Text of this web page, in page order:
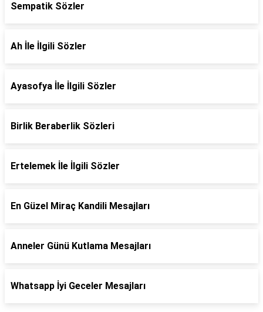
Sempatik Sözler
Ah İle İlgili Sözler
Ayasofya İle İlgili Sözler
Birlik Beraberlik Sözleri
Ertelemek İle İlgili Sözler
En Güzel Miraç Kandili Mesajları
Anneler Günü Kutlama Mesajları
Whatsapp İyi Geceler Mesajları